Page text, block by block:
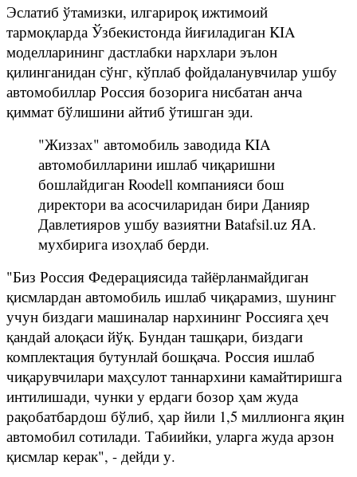
Эслатиб ўтамизки, илгарироқ ижтимоий
тармоқларда Ўзбекистонда йиғиладиган KIA
моделларининг дастлабки нархлари эълон
қилинганидан сўнг, кўплаб фойдаланувчилар ушбу
автомобиллар Россия бозорига нисбатан анча
қиммат бўлишини айтиб ўтишган эди.
"Жиззах" автомобиль заводида KIA
автомобилларини ишлаб чиқаришни
бошлайдиган Roodell компанияси бош
директори ва асосчиларидан бири Данияр
Давлетияров ушбу вазиятни Batafsil.uz ЯА.
мухбирига изоҳлаб берди.
"Биз Россия Федерациясида тайёрланмайдиган
қисмлардан автомобиль ишлаб чиқарамиз, шунинг
учун биздаги машиналар нархининг Россияга ҳеч
қандай алоқаси йўқ. Бундан ташқари, биздаги
комплектация бутунлай бошқача. Россия ишлаб
чиқарувчилари маҳсулот таннархини камайтиришга
интилишади, чунки у ердаги бозор ҳам жуда
рақобатбардош бўлиб, ҳар йили 1,5 миллионга яқин
автомобил сотилади. Табиийки, уларга жуда арзон
қисмлар керак", - дейди у.